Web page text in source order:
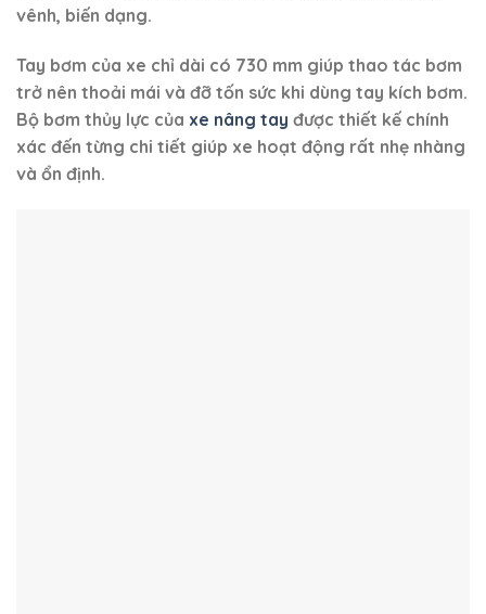
vênh, biến dạng.
Tay bơm của xe chỉ dài có 730 mm giúp thao tác bơm
trở nên thoải mái và đỡ tốn sức khi dùng tay kích bơm.
Bộ bơm thủy lực của xe nâng tay được thiết kế chính
xác đến từng chi tiết giúp xe hoạt động rất nhẹ nhàng
và ổn định.